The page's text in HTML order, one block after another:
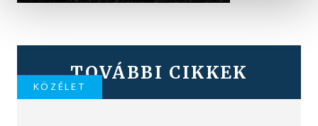
TOVÁBBI CIKKEK
KÖZÉLET